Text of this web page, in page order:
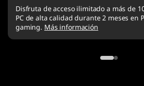
Disfruta de acceso ilimitado a más de
PC de alta calidad durante 2 meses en
gaming. Más información